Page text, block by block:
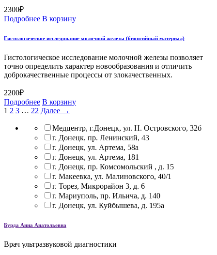
2300₽
Подробнее В корзину
Гистологическое исследование молочной железы (биопсийный материал)
Гистологическое исследование молочной железы позволяет
точно определить характер новообразования и отличить
доброкачественные процессы от злокачественных.
2200₽
Подробнее В корзину
1 2 3 … 22 Далее →
Медцентр, г.Донецк, ул. Н. Островского, 32б
г. Донецк, пр. Ленинский, 43
г. Донецк, ул. Артема, 58а
г. Донецк, ул. Артема, 181
г. Донецк, пр. Комсомольский , д. 15
г. Макеевка, ул. Малиновского, 40/1
г. Торез, Микрорайон 3, д. 6
г. Мариуполь, пр. Ильича, д. 140
г. Донецк, ул. Куйбышева, д. 195а
Бурда Анна Анатольевна
Врач ультразвуковой диагностики